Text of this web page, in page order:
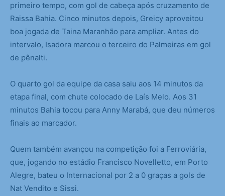
primeiro tempo, com gol de cabeça após cruzamento de
Raissa Bahia. Cinco minutos depois, Greicy aproveitou
boa jogada de Taina Maranhão para ampliar. Antes do
intervalo, Isadora marcou o terceiro do Palmeiras em gol
de pênalti.
O quarto gol da equipe da casa saiu aos 14 minutos da
etapa final, com chute colocado de Laís Melo. Aos 31
minutos Bahia tocou para Anny Marabá, que deu números
finais ao marcador.
Quem também avançou na competição foi a Ferroviária,
que, jogando no estádio Francisco Novelletto, em Porto
Alegre, bateu o Internacional por 2 a 0 graças a gols de
Nat Vendito e Sissi.